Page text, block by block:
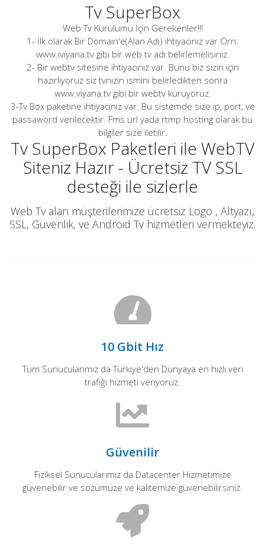
Tv SuperBox
Web Tv Kurulumu İçin Gerekenler!!!
1- İlk olarak Bir Domain'e(Alan Adı) ihtiyacınız var Örn:
www.iviyana.tv gibi bir web tv adı belirlemelisiniz.
2- Bir webtv sitesine ihtiyacınız var. Bunu biz sizin için
hazırlıyoruz siz tvnizin ismini belirledikten sonra
www.viyana.tv gibi bir webtv kuruyoruz.
3-Tv Box paketine ihtiyacınız var. Bu sistemde size ip, port, ve
passaword verilecektir. Fms url yada rtmp hosting olarak bu
bilgiler size iletilir.
Tv SuperBox Paketleri ile WebTV
Siteniz Hazır - Ücretsiz TV SSL
desteği ile sizlerle
Web Tv alan müşterilerimize ücretsiz Logo , Altyazı,
SSL, Güvenlik, ve Android Tv hizmetleri vermekteyiz.
10 Gbit Hız
Tüm Sunucularımız da Türkiye'den Dünyaya en hızlı veri
trafiği hizmeti veriyoruz.
Güvenilir
Fiziksel Sunucularımız da Datacenter Hizmetimize
güvenebilir ve sözümüze ve kalitemize güvenebilirsiniz.